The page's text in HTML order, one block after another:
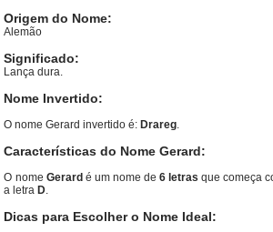
Origem do Nome:
Alemão
Significado:
Lança dura.
Nome Invertido:
O nome Gerard invertido é: Drareg.
Características do Nome Gerard:
O nome Gerard é um nome de 6 letras que começa
a letra D.
Dicas para Escolher o Nome Ideal: